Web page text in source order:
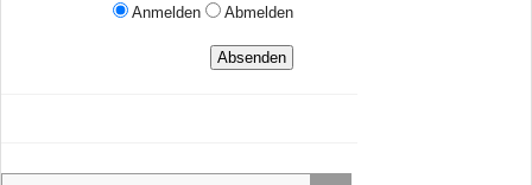
Anmelden Abmelden